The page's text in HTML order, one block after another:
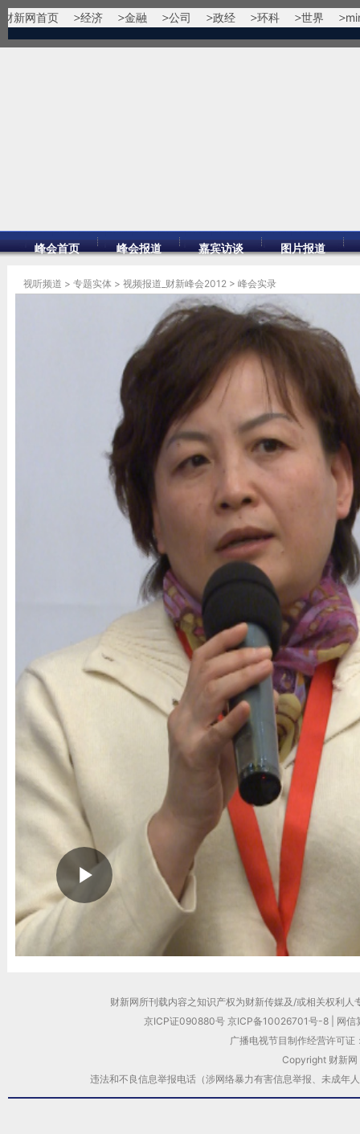
财新网首页 经济 金融 公司 政经 环科 世界
峰会首页 峰会报道 嘉宾访谈 图片报道
视听频道 > 专题实体 > 视频报道_财新峰会2012 > 峰会实录
秦虹：调控政策明年仍会坚持
2012年11月17日 12:01
不理性发展受到调整，房市还未到后退阶段
财新网所刊载内容之知识产权为财新传媒及/或相关权利
京ICP证090880号 京ICP备10026701号-8
网信
广播电视节目制作经营许可证
Copyright 财新网
违法和不良信息举报电话（涉网络暴力有害信息举报、未成